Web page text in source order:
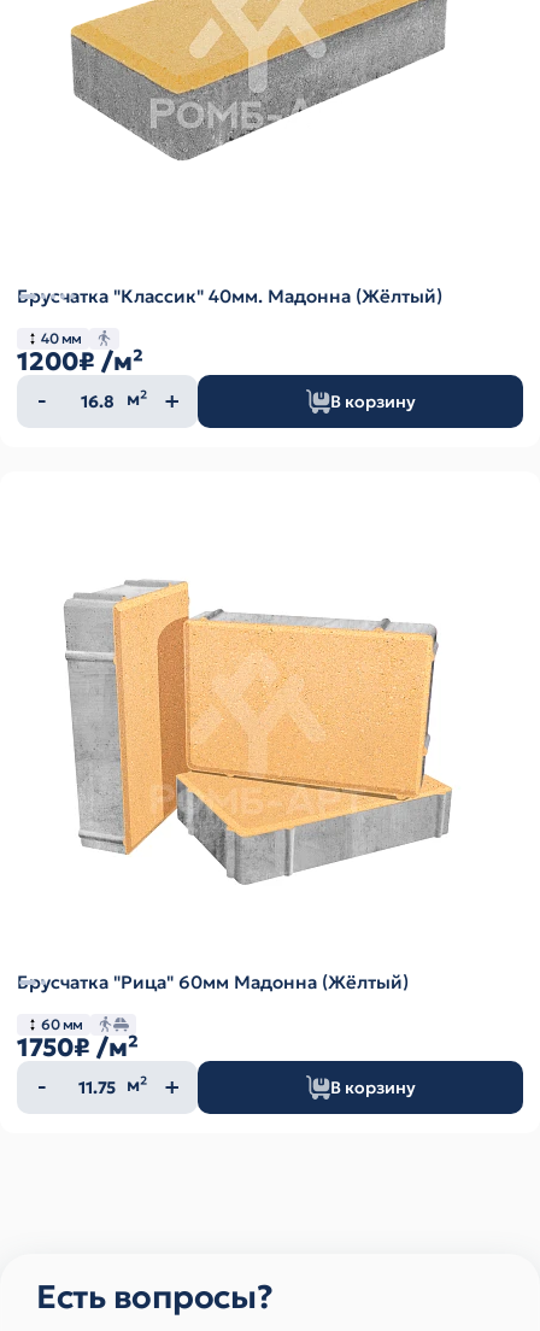
Брусчатка "Классик" 40мм. Мадонна (Жёлтый)
40 мм
1200₽ /м²
Количество
товара
м² В корзину
Брусчатка "Рица" 60мм Мадонна (Жёлтый)
60 мм
1750₽ /м²
Количество
товара
м² В корзину
Есть вопросы?